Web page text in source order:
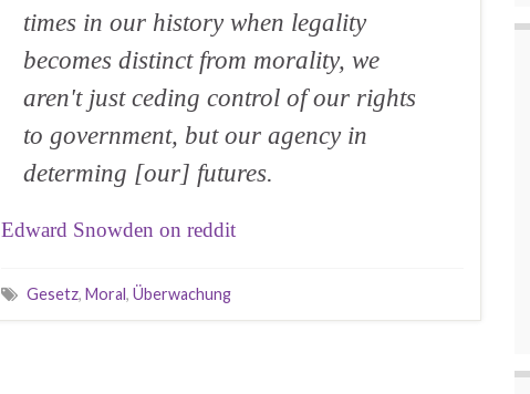
times in our history when legality
becomes distinct from morality, we
aren't just ceding control of our rights
to government, but our agency in
determing [our] futures.
Edward Snowden on reddit
Gesetz, Moral, Überwachung